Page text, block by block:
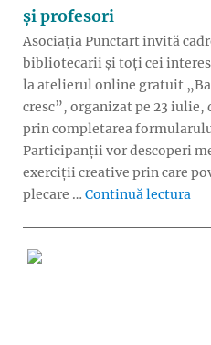
și profesori
Asociația Punctart invită
bibliotecarii și toți cei
la atelierul online gratuit
cresc”, organizat pe 23 iulie,
prin completarea
Participanții vor descoperi
exerciții creative prin care
plecare … Continuă lectura